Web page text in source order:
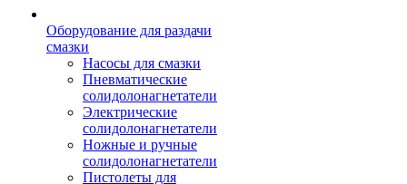
Оборудование для раздачи
смазки
Насосы для смазки
Пневматические
солидолонагнетатели
Электрические
солидолонагнетатели
Ножные и ручные
солидолонагнетатели
Пистолеты для